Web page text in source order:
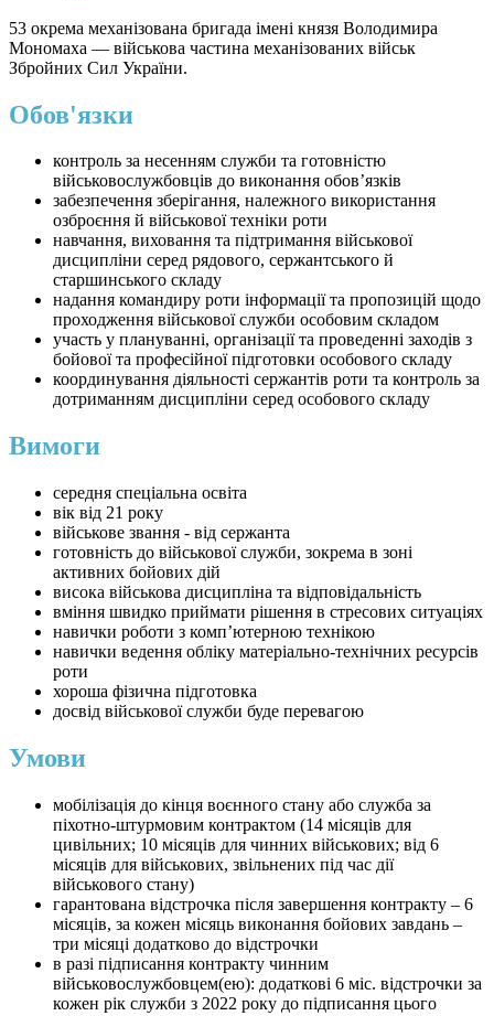
53 окрема механізована бригада імені князя Володимира
Мономаха — військова частина механізованих військ
Збройних Сил України.
Обов'язки
контроль за несенням служби та готовністю
військовослужбовців до виконання обов’язків
забезпечення зберігання, належного використання
озброєння й військової техніки роти
навчання, виховання та підтримання військової
дисципліни серед рядового, сержантського й
старшинського складу
надання командиру роти інформації та пропозицій щодо
проходження військової служби особовим складом
участь у плануванні, організації та проведенні заходів з
бойової та професійної підготовки особового складу
координування діяльності сержантів роти та контроль за
дотриманням дисципліни серед особового складу
Вимоги
середня спеціальна освіта
вік від 21 року
військове звання - від сержанта
готовність до військової служби, зокрема в зоні
активних бойових дій
висока військова дисципліна та відповідальність
вміння швидко приймати рішення в стресових ситуаціях
навички роботи з комп’ютерною технікою
навички ведення обліку матеріально-технічних ресурсів
роти
хороша фізична підготовка
досвід військової служби буде перевагою
Умови
мобілізація до кінця воєнного стану або служба за
піхотно-штурмовим контрактом (14 місяців для
цивільних; 10 місяців для чинних військових; від 6
місяців для військових, звільнених під час дії
військового стану)
гарантована відстрочка після завершення контракту – 6
місяців, за кожен місяць виконання бойових завдань –
три місяці додатково до відстрочки
в разі підписання контракту чинним
військовослужбовцем(ею): додаткові 6 міс. відстрочки за
кожен рік служби з 2022 року до підписання цього